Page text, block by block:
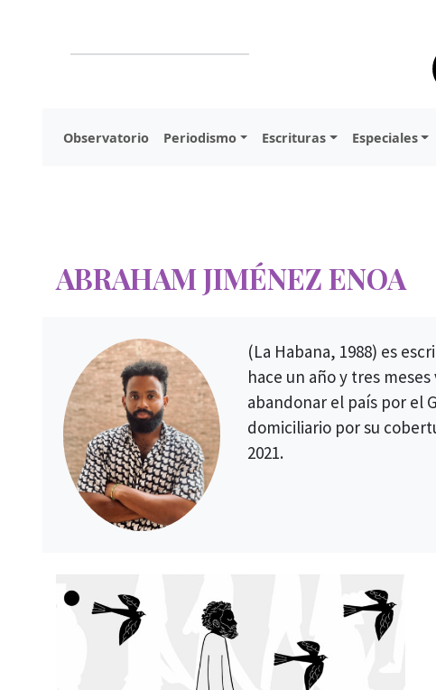
Observatorio Periodismo Escrituras Especiales
ABRAHAM JIMÉNEZ ENOA
(La Habana, 1988) es
hace un año y tres
abandonar el país por el
domiciliario por su
2021.